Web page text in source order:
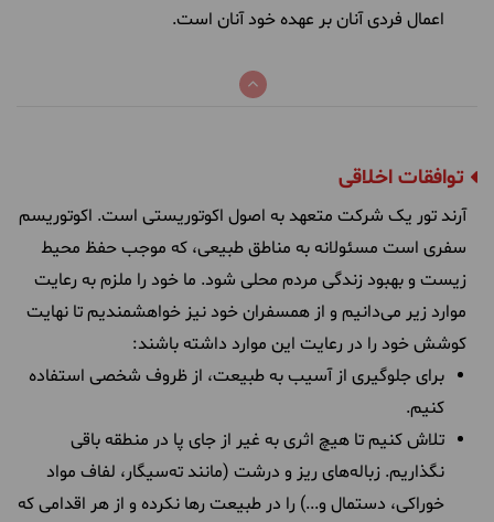
اعمال فردی آنان بر عهده خود آنان است.
توافقات اخلاقی
آرند تور یک شرکت متعهد به اصول اکوتوریستی ا‌ست. اکوتوریسم
سفری است مسئولانه به مناطق طبیعی، که موجب حفظ محیط
زیست و بهبود زندگی مردم محلی شود. ما خود را ملزم به رعایت
موارد زیر می‌دانیم و از همسفران خود نیز خواهشمندیم تا نهایت
کوشش خود را در رعایت این موارد داشته باشند:
برای جلوگیری از آسیب به طبیعت، از ظروف شخصی استفاده
کنیم.
تلاش کنیم تا هیچ اثری به غیر از جای پا در منطقه باقی
نگذاریم. زباله‌های ریز و درشت (مانند ته‌سیگار، لفاف مواد
خوراکی، دستمال و...) را در طبیعت رها نکرده و از هر اقدامی که